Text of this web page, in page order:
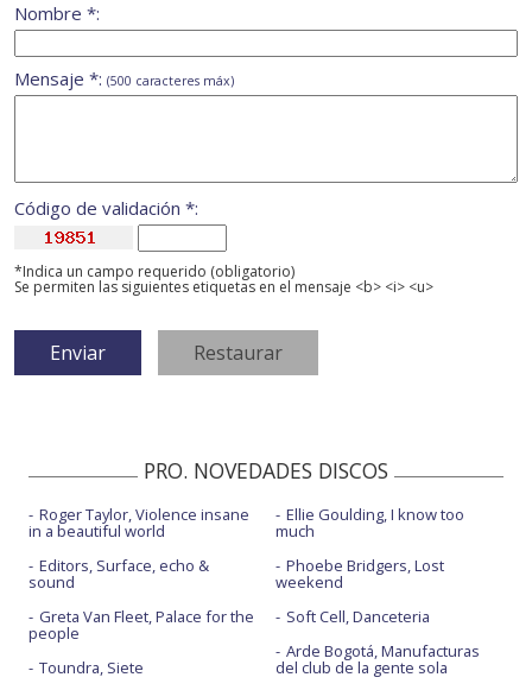
Nombre *:
Mensaje *: (500 caracteres máx)
Código de validación *:
*Indica un campo requerido (obligatorio)
Se permiten las siguientes etiquetas en el mensaje <b> <i> <u>
PRO. NOVEDADES DISCOS
Roger Taylor, Violence insane
in a beautiful world
Editors, Surface, echo &
sound
Greta Van Fleet, Palace for the
people
Toundra, Siete
Ellie Goulding, I know too
much
Phoebe Bridgers, Lost
weekend
Soft Cell, Danceteria
Arde Bogotá, Manufacturas
del club de la gente sola